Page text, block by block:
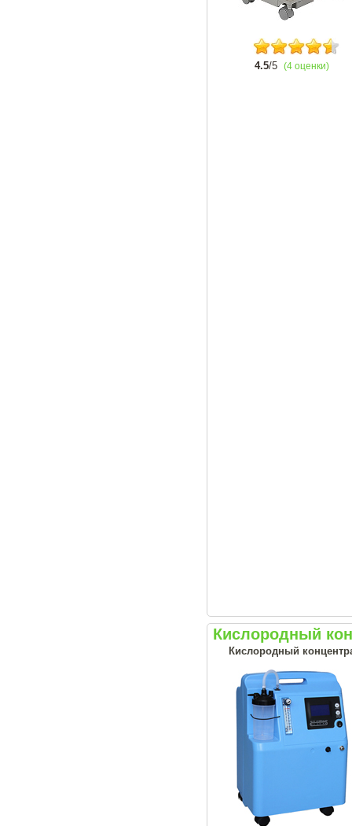
4.5/5 (4 оценки)
Кислородный
Кислородный